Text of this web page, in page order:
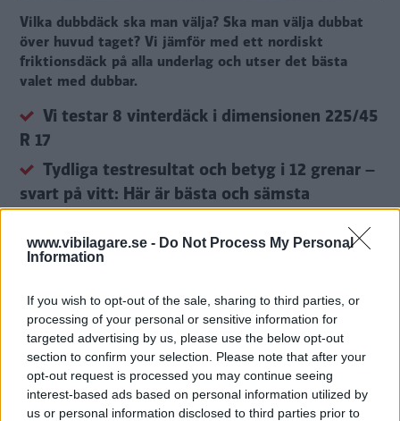
www.vibilagare.se - Do Not Process My Personal
Information
If you wish to opt-out of the sale, sharing to third parties, or
processing of your personal or sensitive information for
targeted advertising by us, please use the below opt-out
section to confirm your selection. Please note that after your
opt-out request is processed you may continue seeing
interest-based ads based on personal information utilized by
us or personal information disclosed to third parties prior to
Vilka dubbdäck ska man välja? Ska man välja dubbat
över huvud taget? Vi jämför med ett nordiskt
friktionsdäck på alla underlag och utser det bästa
valet med dubbar.
Vi testar 8 vinterdäck i dimensionen 225/45
R 17
Tydliga testresultat och betyg i 12 grenar –
svart på vitt: Här är bästa och sämsta
dubbdäcken
Däcken i testet: Bridgestone Spike 3,
Arctic 2, Mazzini Ice Leopard, Michelin X-Ice
North 4, Nordman North 9, Nokian
Hakkapeliitta 10 och Nokian Hakkapeliitta R5
Text
Nils Svärd